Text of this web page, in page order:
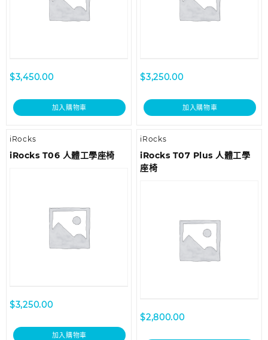
$3,450.00
加入購物車
$3,250.00
加入購物車
iRocks
iRocks T06 人體工學座椅
$3,250.00
加入購物車
iRocks
iRocks T07 Plus 人體工學
座椅
$2,800.00